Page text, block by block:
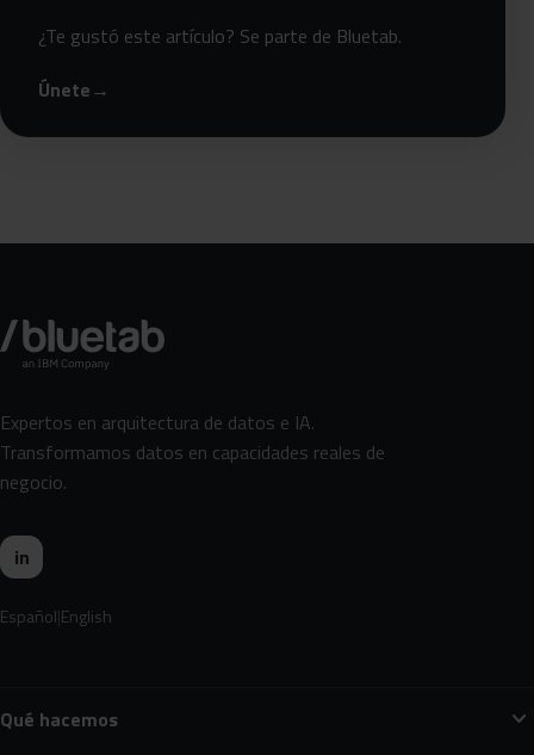
¿Te gustó este artículo? Se parte de Bluetab.
Únete→
Expertos en arquitectura de datos e IA.
Transformamos datos en capacidades reales de
negocio.
in
Español English
Qué hacemos expand_more